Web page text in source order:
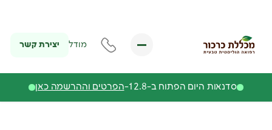
מודל יצירת קשר
סדנאות היום הפתוח ב-12.8- הפרטים וההרשמה כאן